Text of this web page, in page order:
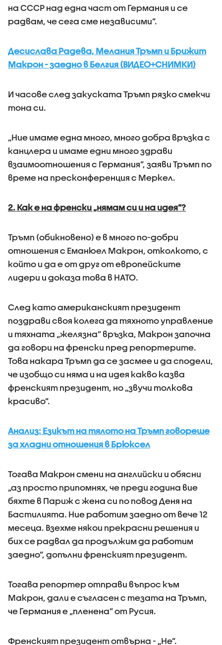
на СССР над една част от Германия и се
радвам, че сега сме независими”.
Десислава Радева, Мелания Тръмп и Брижит
Макрон - заедно в Белгия (ВИДЕО+СНИМКИ)
И часове след закуската Тръмп рязко смекчи
тона си.
„Ние имаме една много, много добра връзка с
канцлера и имаме едни много здрави
взаимоотношения с Германия”, заяви Тръмп по
време на пресконференция с Меркел.
2. Как е на френски „нямам си и на идея”?
Тръмп (обикновено) е в много по-добри
отношения с Еманюел Макрон, отколкото, с
който и да е от друг от европейските
лидери и доказа това в НАТО.
След като американският президент
поздрави своя колега да тяхното управление
и тяхната „желязна” връзка, Макрон започна
да говори на френски пред репортерите.
Това накара Тръмп да се засмее и да сподели,
че изобщо си няма и на идея какво казва
френският президент, но „звучи толкова
красиво”.
Анализ: Езикът на тялото на Тръмп говореше
за хладни отношения в Брюксел
Тогава Макрон смени на английски и обясни
„аз просто припомнях, че преди година вие
бяхте в Париж с жена си по повод Деня на
Бастилията. Ние работим заедно от вече 12
месеца. Взехме някои прекрасни решения и
бих се радвал да продължим да работим
заедно”, допълни френският президент.
Тогава репортер отправи въпрос към
Макрон, дали е съгласен с тезата на Тръмп,
че Германия е „пленена” от Русия.
Френският президент отвърна - „Не”.